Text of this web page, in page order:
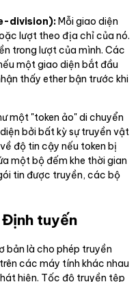
division): Mỗi giao diện
lượt theo địa chỉ của nó.
trong lượt của mình. Các
một giao diện bắt đầu
thấy ether bận trước khi
một "token ảo" di chuyển
bởi bất kỳ sự truyền vật
độ tin cậy nếu token bị
một bộ đếm khe thời gian
tin được truyền, các bộ
Định tuyến
bản là cho phép truyền
các máy tính khác nhau
hiện. Tốc độ truyền tệp